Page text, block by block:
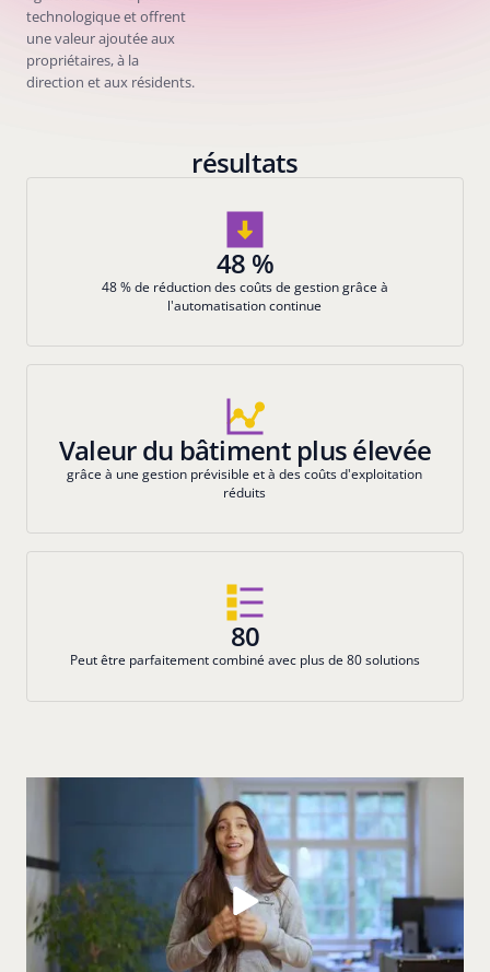
technologique et offrent
une valeur ajoutée aux
propriétaires, à la
direction et aux résidents.
résultats
48 %
48 % de réduction des coûts de gestion grâce à
l'automatisation continue
Valeur du bâtiment plus élevée
grâce à une gestion prévisible et à des coûts d'exploitation
réduits
80
Peut être parfaitement combiné avec plus de 80 solutions